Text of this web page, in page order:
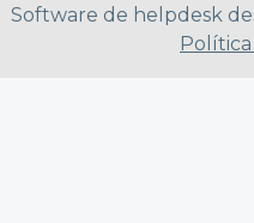
Software de helpdesk